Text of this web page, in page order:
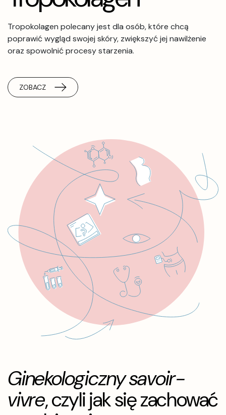
Tropokolagen polecany jest dla osób, które chcą
poprawić wygląd swojej skóry, zwiększyć jej nawilżenie
oraz spowolnić procesy starzenia.
ZOBACZ
Ginekologiczny savoir-
vivre, czyli jak się zachować